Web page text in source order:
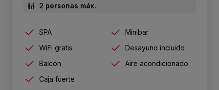
2 personas máx.
SPA
Minibar
WiFi gratis
Desayuno incluido
Balcón
Aire acondicionado
Caja fuerte